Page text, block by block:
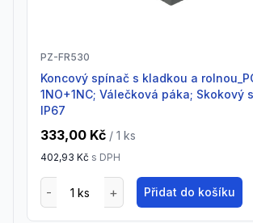
PZ-FR530
Koncový spínač s kladkou a rolnou_PG 13,5; Plast;
1NO+1NC; Válečková páka; Skokový
IP67
333,00 Kč / 1 ks
402,93 Kč s DPH
Přidat do košíku